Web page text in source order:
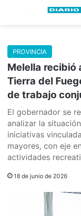
PROVINCIA
Melella recibió
Tierra del
de trabajo
El gobernador se
analizar la
iniciativas
mayores, con eje
actividades
18 de junio de 2026